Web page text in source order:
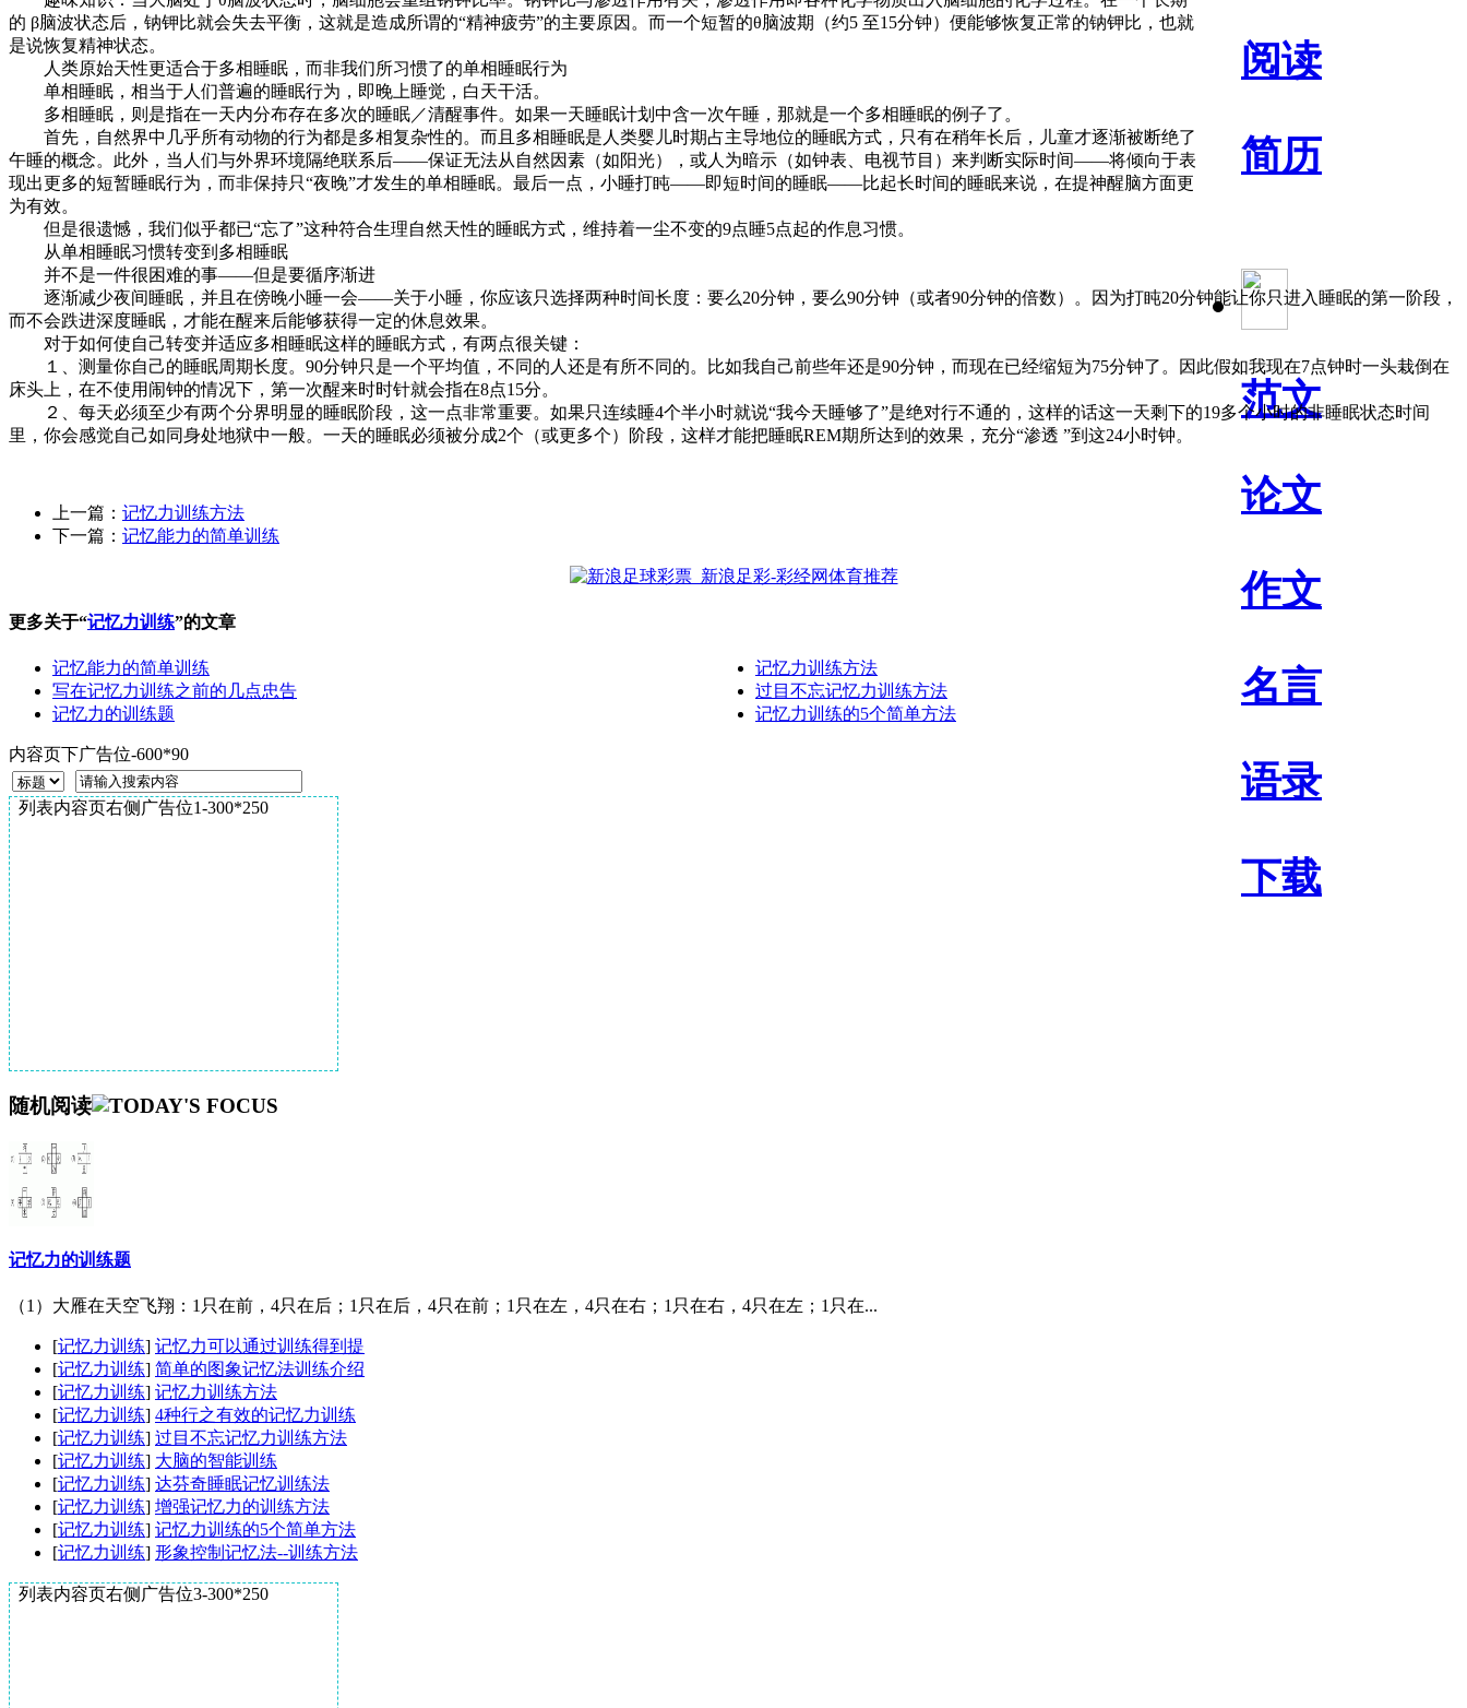
阅读
简历
范文
论文
作文
名言
语录
下载
的 β脑波状态后，钠钾比就会失去平衡，这就是造成所谓的“精神疲劳”的主要原因。而一个短暂的θ脑波期（约5 至15分钟）便能够恢复正常的钠钾比，也就
是说恢复精神状态。
人类原始天性更适合于多相睡眠，而非我们所习惯了的单相睡眠行为
单相睡眠，相当于人们普遍的睡眠行为，即晚上睡觉，白天干活。
多相睡眠，则是指在一天内分布存在多次的睡眠／清醒事件。如果一天睡眠计划中含一次午睡，那就是一个多相睡眠的例子了。
首先，自然界中几乎所有动物的行为都是多相复杂性的。而且多相睡眠是人类婴儿时期占主导地位的睡眠方式，只有在稍年长后，儿童才逐渐被断绝了
午睡的概念。此外，当人们与外界环境隔绝联系后——保证无法从自然因素（如阳光），或人为暗示（如钟表、电视节目）来判断实际时间——将倾向于表
现出更多的短暂睡眠行为，而非保持只“夜晚”才发生的单相睡眠。最后一点，小睡打盹——即短时间的睡眠——比起长时间的睡眠来说，在提神醒脑方面更
为有效。
但是很遗憾，我们似乎都已“忘了”这种符合生理自然天性的睡眠方式，维持着一尘不变的9点睡5点起的作息习惯。
从单相睡眠习惯转变到多相睡眠
并不是一件很困难的事——但是要循序渐进
逐渐减少夜间睡眠，并且在傍晚小睡一会——关于小睡，你应该只选择两种时间长度：要么20分钟，要么90分钟（或者90分钟的倍数）。因为打盹20分钟能让你只进入睡眠的第一阶段，
而不会跌进深度睡眠，才能在醒来后能够获得一定的休息效果。
对于如何使自己转变并适应多相睡眠这样的睡眠方式，有两点很关键：
１、测量你自己的睡眠周期长度。90分钟只是一个平均值，不同的人还是有所不同的。比如我自己前些年还是90分钟，而现在已经缩短为75分钟了。因此假如我现在7点钟时一头栽倒在
床头上，在不使用闹钟的情况下，第一次醒来时时针就会指在8点15分。
２、每天必须至少有两个分界明显的睡眠阶段，这一点非常重要。如果只连续睡4个半小时就说“我今天睡够了”是绝对行不通的，这样的话这一天剩下的19多个小时的非睡眠状态时间
里，你会感觉自己如同身处地狱中一般。一天的睡眠必须被分成2个（或更多个）阶段，这样才能把睡眠REM期所达到的效果，充分“渗透 ”到这24小时钟。
上一篇： 记忆力训练方法
下一篇： 记忆能力的简单训练
更多关于“记忆力训练”的文章
记忆能力的简单训练
记忆力训练方法
写在记忆力训练之前的几点忠告
过目不忘记忆力训练方法
记忆力的训练题
记忆力训练的5个简单方法
内容页下广告位-600*90
列表内容页右侧广告位1-300*250
随机阅读
记忆力的训练题
（1）大雁在天空飞翔：1只在前，4只在后；1只在后，4只在前；1只在左，4只在右；1只在右，4只在左；1只在...
[记忆力训练] 记忆力可以通过训练得到提
[记忆力训练] 简单的图象记忆法训练介绍
[记忆力训练] 记忆力训练方法
[记忆力训练] 4种行之有效的记忆力训练
[记忆力训练] 过目不忘记忆力训练方法
[记忆力训练] 大脑的智能训练
[记忆力训练] 达芬奇睡眠记忆训练法
[记忆力训练] 增强记忆力的训练方法
[记忆力训练] 记忆力训练的5个简单方法
[记忆力训练] 形象控制记忆法--训练方法
列表内容页右侧广告位3-300*250